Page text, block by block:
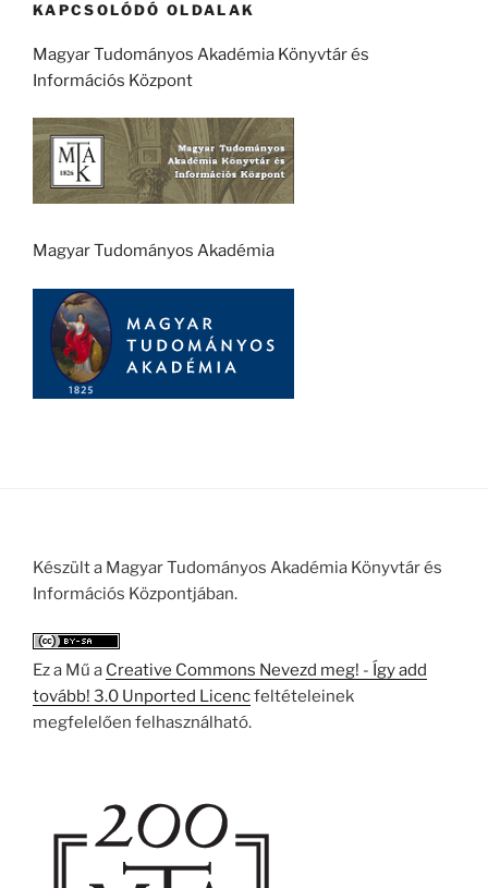
KAPCSOLÓDÓ OLDALAK
Magyar Tudományos Akadémia Könyvtár és
Információs Központ
Magyar Tudományos Akadémia
Készült a Magyar Tudományos Akadémia Könyvtár és
Információs Központjában.
Ez a Mű a Creative Commons Nevezd meg! - Így add
tovább! 3.0 Unported Licencfeltételeinek
megfelelően felhasználható.